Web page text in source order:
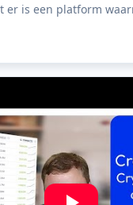
er is een platform